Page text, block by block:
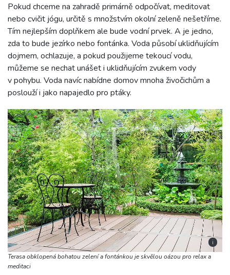
Pokud chceme na zahradě primárně odpočívat, meditovat
nebo cvičit jógu, určitě s množstvím okolní zeleně nešetříme.
Tím nejlepším doplňkem ale bude vodní prvek. A je jedno,
zda to bude jezírko nebo fontánka. Voda působí uklidňujícím
dojmem, ochlazuje, a pokud použijeme tekoucí vodu,
můžeme se nechat unášet i uklidňujícím zvukem vody
v pohybu. Voda navíc nabídne domov mnoha živočichům a
poslouží i jako napajedlo pro ptáky.
i
Terasa obklopená bohatou zelení a fontánkou je skvělou oázou pro relax a
meditaci